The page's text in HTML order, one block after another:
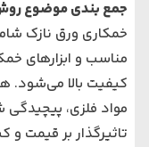
جمع بندی موضوع
خمکاری ورق نازک
مناسب و ابزارهای
کیفیت بالا می‌شود.
مواد فلزی،
تاثیرگذار بر قیمت